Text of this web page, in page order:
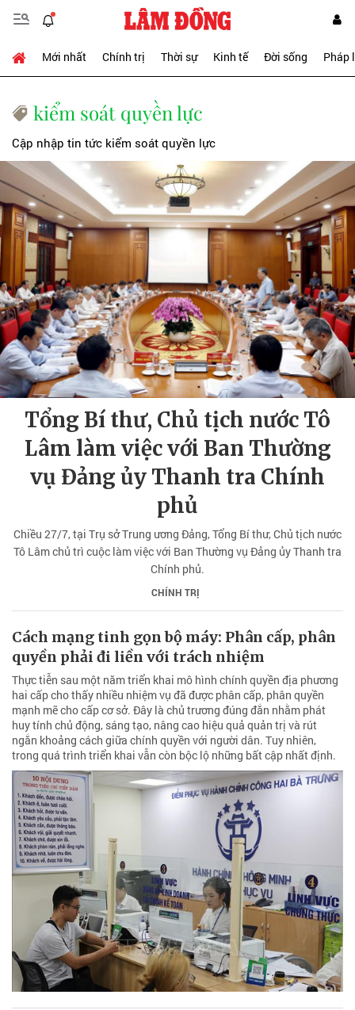
Mới nhất Chính trị Thời sự Kinh tế Đời sống Pháp
kiểm soát quyền lực
Cập nhập tin tức kiểm soát quyền lực
Tổng Bí thư, Chủ tịch nước Tô
Lâm làm việc với Ban Thường
vụ Đảng ủy Thanh tra Chính
phủ
Chiều 27/7, tại Trụ sở Trung ương Đảng, Tổng Bí thư, Chủ tịch nước
Tô Lâm chủ trì cuộc làm việc với Ban Thường vụ Đảng ủy Thanh tra
Chính phủ.
CHÍNH TRỊ
Cách mạng tinh gọn bộ máy: Phân cấp, phân
quyền phải đi liền với trách nhiệm
Thực tiễn sau một năm triển khai mô hình chính quyền địa phương
hai cấp cho thấy nhiều nhiệm vụ đã được phân cấp, phân quyền
mạnh mẽ cho cấp cơ sở. Đây là chủ trương đúng đắn nhằm phát
huy tính chủ động, sáng tạo, nâng cao hiệu quả quản trị và rút
ngắn khoảng cách giữa chính quyền với người dân. Tuy nhiên,
trong quá trình triển khai vẫn còn bộc lộ những bất cập nhất định.